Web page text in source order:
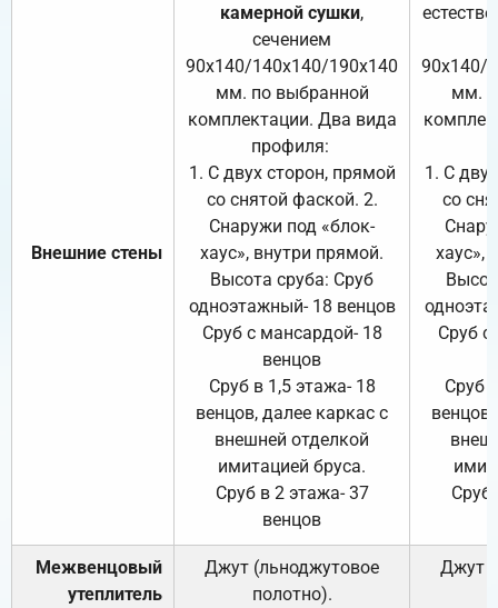
Внешние стены
камерной сушки,
сечением
90х140/140х140/190х140
мм. по выбранной
комплектации. Два вида
профиля:
1. С двух сторон, прямой
со снятой фаской. 2.
Снаружи под «блок-
хаус», внутри прямой.
Высота сруба: Сруб
одноэтажный- 18 венцов
Сруб с мансардой- 18
венцов
Сруб в 1,5 этажа- 18
венцов, далее каркас с
внешней отделкой
имитацией бруса.
Сруб в 2 этажа- 37
венцов
90х140/
мм.
1. С
со
хаус»,
Сруб с
Сруб
Сруб
Межвенцовый
утеплитель
Джут (льноджутовое
полотно).
Джут